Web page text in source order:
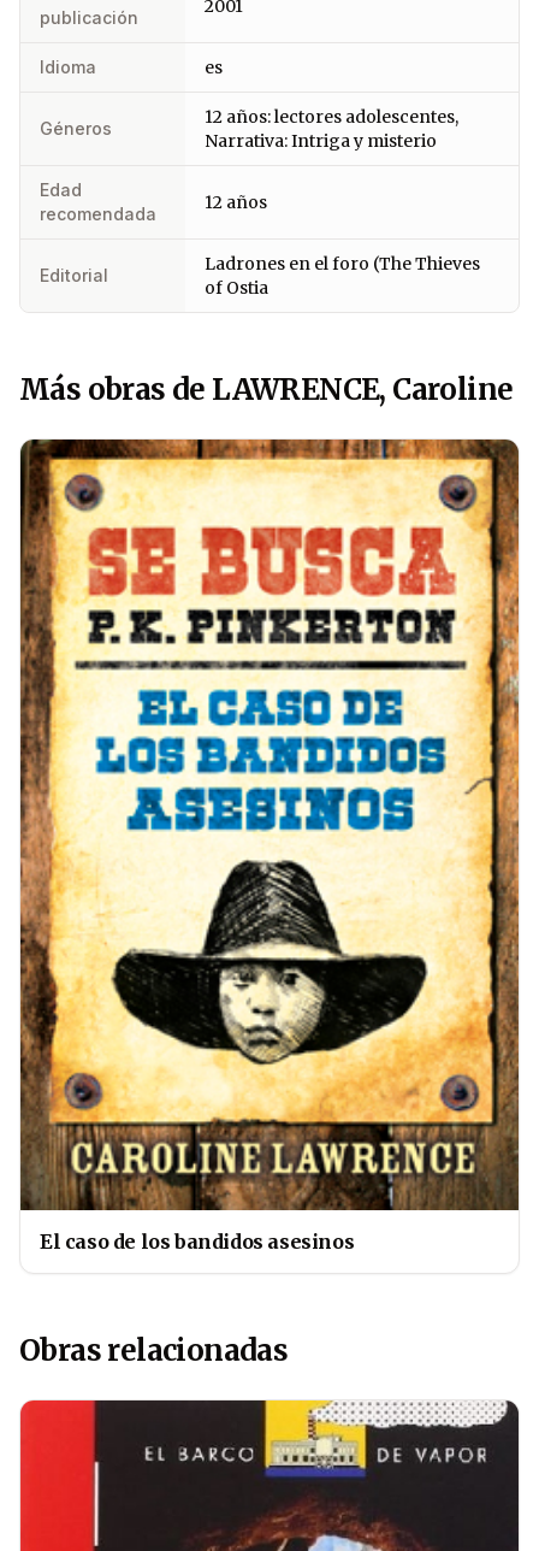
publicación
2001
Idioma es
Géneros
12 años: lectores adolescentes,
Narrativa: Intriga y misterio
Edad
recomendada
12 años
Editorial
Ladrones en el foro (The Thieves
of Ostia
Más obras de LAWRENCE, Caroline
El caso de los bandidos asesinos
Obras relacionadas